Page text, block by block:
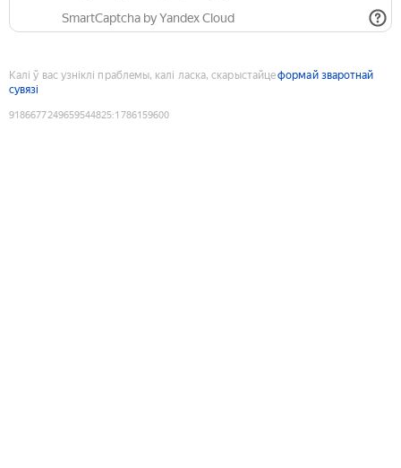
SmartCaptcha by Yandex Cloud
Калі ў вас узніклі праблемы, калі ласка, скарыстайцеформай зваротнай
сувязі
9186677249659544825:1786159600